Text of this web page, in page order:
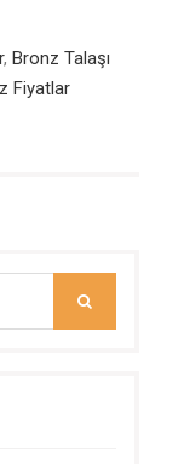
, Bronz Talaşı
Fiyatlar